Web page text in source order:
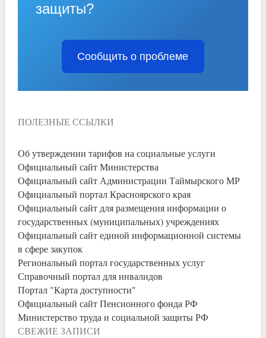
защиты?
Сообщить о проблеме
ПОЛЕЗНЫЕ ССЫЛКИ
Об утверждении тарифов на социальные услуги
Официальный сайт Министерства
Официальный сайт Администрации Таймырского МР
Официальный портал Красноярского края
Официальный сайт для размещения информации о
государственных (муниципальных) учреждениях
Официальный сайт единой информационной системы
в сфере закупок
Региональный портал государственных услуг
Справочный портал для инвалидов
Портал "Карта доступности"
Официальный сайт Пенсионного фонда РФ
Министерство труда и социальной защиты РФ
СВЕЖИЕ ЗАПИСИ